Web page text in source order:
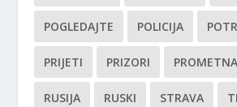
POGLEDAJTE POLICIJA
PRIJETI PRIZORI PROMETNA
RUSIJA RUSKI STRAVA